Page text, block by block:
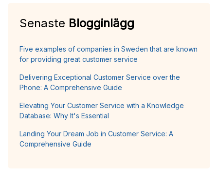
Senaste Blogginlägg
Five examples of companies in Sweden that are known
for providing great customer service
Delivering Exceptional Customer Service over the
Phone: A Comprehensive Guide
Elevating Your Customer Service with a Knowledge
Database: Why It's Essential
Landing Your Dream Job in Customer Service: A
Comprehensive Guide